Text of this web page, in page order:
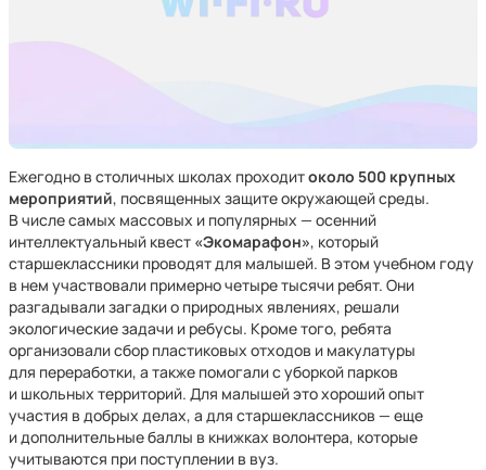
Ежегодно в столичных школах проходитоколо 500 крупных
мероприятий, посвященных защите окружающей среды.
В числе самых массовых и популярных — осенний
интеллектуальный квест «Экомарафон», который
старшеклассники проводят для малышей. В этом учебном году
в нем участвовали примерно четыре тысячи ребят. Они
разгадывали загадки о природных явлениях, решали
экологические задачи и ребусы. Кроме того, ребята
организовали сбор пластиковых отходов и макулатуры
для переработки, а также помогали с уборкой парков
и школьных территорий. Для малышей это хороший опыт
участия в добрых делах, а для старшеклассников — еще
и дополнительные баллы в книжках волонтера, которые
учитываются при поступлении в вуз.